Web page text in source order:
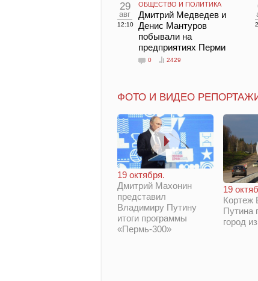
29
авг
12:10
ОБЩЕСТВО И ПОЛИТИКА
Дмитрий Медведев и
Денис Мантуров
побывали на
предприятиях Перми
0 2429
ФОТО И ВИДЕО
19 октября.
Дмитрий Махонин
представил
Владимиру Путину
итоги программы
«Пермь-300»
19
Кортеж
Путина
город